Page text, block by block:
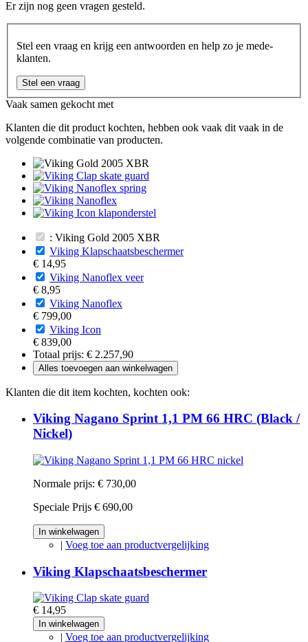
Er zijn nog geen vragen gesteld.
Stel een vraag en krijg een antwoorden en help zo je mede-
klanten.
Stel een vraag
Vaak samen gekocht met
Klanten die dit product kochten, hebben ook vaak dit vaak in de
volgende combinatie van producten.
: Viking Gold 2005 XBR
Viking Klapschaatsbeschermer
€ 14,95
Viking Nanoflex veer
€ 8,95
Viking Nanoflex
€ 799,00
Viking Icon
€ 839,00
Totaal prijs: € 2.257,90
Alles toevoegen aan winkelwagen
Klanten die dit item kochten, kochten ook:
Viking Nagano Sprint 1,1 PM 66 HRC (Black /
Nickel)
Normale prijs: € 730,00
Speciale Prijs € 690,00
In winkelwagen
| Voeg toe aan productvergelijking
Viking Klapschaatsbeschermer
€ 14,95
In winkelwagen
| Voeg toe aan productvergelijking